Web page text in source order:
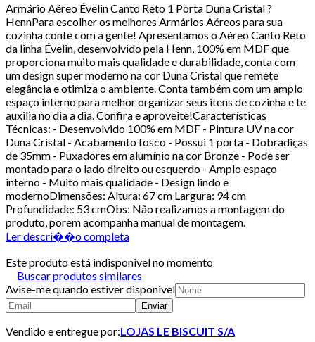
Armário Aéreo Évelin Canto Reto 1 Porta Duna Cristal ?
HennPara escolher os melhores Armários Aéreos para sua
cozinha conte com a gente! Apresentamos o Aéreo Canto Reto
da linha Évelin, desenvolvido pela Henn, 100% em MDF que
proporciona muito mais qualidade e durabilidade, conta com
um design super moderno na cor Duna Cristal que remete
elegância e otimiza o ambiente. Conta também com um amplo
espaço interno para melhor organizar seus itens de cozinha e te
auxilia no dia a dia. Confira e aproveite!Características
Técnicas: - Desenvolvido 100% em MDF - Pintura UV na cor
Duna Cristal - Acabamento fosco - Possui 1 porta - Dobradiças
de 35mm - Puxadores em alumínio na cor Bronze - Pode ser
montado para o lado direito ou esquerdo - Amplo espaço
interno - Muito mais qualidade - Design lindo e
modernoDimensões: Altura: 67 cm Largura: 94 cm
Profundidade: 53 cmObs: Não realizamos a montagem do
produto, porem acompanha manual de montagem.
Ler descri��o completa
Este produto está indisponivel no momento
Buscar produtos similares
Avise-me quando estiver disponivel
Enviar
Vendido e entregue por:LOJAS LE BISCUIT S/A